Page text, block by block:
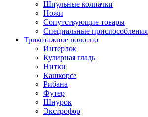
Шпульные колпачки
Ножи
Сопутствующие товары
Специальные приспособления
Трикотажное полотно
Интерлок
Кулирная гладь
Нитки
Кашкорсе
Рибана
Футер
Шнурок
Экстрофор